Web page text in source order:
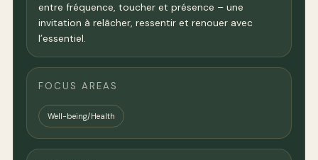
entre fréquence, toucher et présence – une
invitation à relâcher, ressentir et renouer avec
l’essentiel.
FOCUS AREAS
Well-being/Health